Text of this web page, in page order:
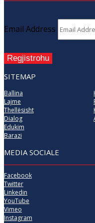
Email Address
Regjistrohu
SITEMAP
Ballina
Lajme
Thellësisht
Dialog
Edukim
Barazi
MEDIA SOCIALE
Facebook
Twitter
Linkedin
YouTube
Vimeo
Instagram